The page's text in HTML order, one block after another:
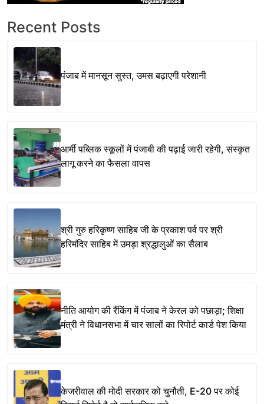
Recent Posts
पंजाब में मानसून सुस्त, उमस बढ़ाएगी परेशानी
आर्मी पब्लिक स्कूलों में पंजाबी की पढ़ाई जारी रहेगी, संस्कृत
लागू करने का फैसला वापस
श्री गुरु हरिकृष्ण साहिब जी के प्रकाश पर्व पर श्री
हरिमंदिर साहिब में उमड़ा श्रद्धालुओं का सैलाब
नीति आयोग की रैंकिंग में पंजाब ने केरल को पछाड़ा; शिक्षा
मंत्री ने विधानसभा में चार सालों का रिपोर्ट कार्ड पेश किया
केजरीवाल की मोदी सरकार को चुनौती, E-20 पर कोई